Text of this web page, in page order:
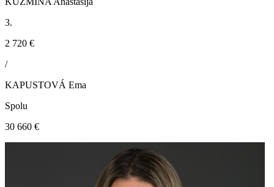
3.
2 720 €
/
KAPUSTOVÁ Ema
Spolu
30 660 €